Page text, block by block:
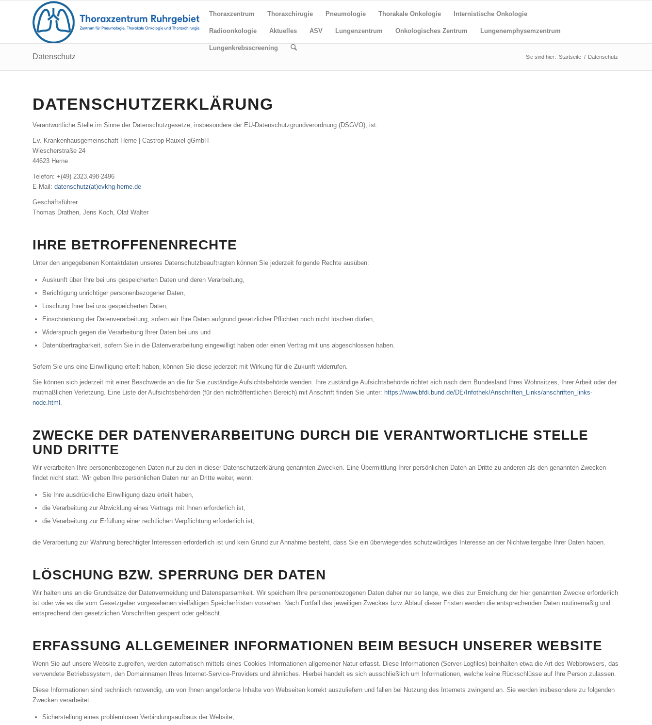
Thoraxzentrum Thoraxchirugie Pneumologie Thorakale Onkologie Internistische Onkologie
Radioonkologie Aktuelles ASV Lungenzentrum Onkologisches Zentrum Lungenemphysemzentrum
Lungenkrebsscreening
Datenschutz Sie sind hier: Startseite / Datenschutz
DATENSCHUTZERKLÄRUNG
Verantwortliche Stelle im Sinne der Datenschutzgesetze, insbesondere der EU-Datenschutzgrundverordnung (DSGVO), ist:
Ev. Krankenhausgemeinschaft Herne | Castrop-Rauxel gGmbH
Wiescherstraße 24
44623 Herne
Telefon: +(49) 2323.498-2496
E-Mail: datenschutz(at)evkhg-herne.de
Geschäftsführer
Thomas Drathen, Jens Koch, Olaf Walter
IHRE BETROFFENENRECHTE
Unter den angegebenen Kontaktdaten unseres Datenschutzbeauftragten können Sie jederzeit folgende Rechte ausüben:
Auskunft über Ihre bei uns gespeicherten Daten und deren Verarbeitung,
Berichtigung unrichtiger personenbezogener Daten,
Löschung Ihrer bei uns gespeicherten Daten,
Einschränkung der Datenverarbeitung, sofern wir Ihre Daten aufgrund gesetzlicher Pflichten noch nicht löschen dürfen,
Widerspruch gegen die Verarbeitung Ihrer Daten bei uns und
Datenübertragbarkeit, sofern Sie in die Datenverarbeitung eingewilligt haben oder einen Vertrag mit uns abgeschlossen haben.
Sofern Sie uns eine Einwilligung erteilt haben, können Sie diese jederzeit mit Wirkung für die Zukunft widerrufen.
Sie können sich jederzeit mit einer Beschwerde an die für Sie zuständige Aufsichtsbehörde wenden. Ihre zuständige Aufsichtsbehörde richtet sich nach dem Bundesland Ihres Wohnsitzes, Ihrer Arbeit oder der
mutmaßlichen Verletzung. Eine Liste der Aufsichtsbehörden (für den nichtöffentlichen Bereich) mit Anschrift finden Sie unter: https://www.bfdi.bund.de/DE/Infothek/Anschriften_Links/anschriften_links-
node.html .
ZWECKE DER DATENVERARBEITUNG DURCH DIE VERANTWORTLICHE STELLE
UND DRITTE
Wir verarbeiten Ihre personenbezogenen Daten nur zu den in dieser Datenschutzerklärung genannten Zwecken. Eine Übermittlung Ihrer persönlichen Daten an Dritte zu anderen als den genannten Zwecken
findet nicht statt. Wir geben Ihre persönlichen Daten nur an Dritte weiter, wenn:
Sie Ihre ausdrückliche Einwilligung dazu erteilt haben,
die Verarbeitung zur Abwicklung eines Vertrags mit Ihnen erforderlich ist,
die Verarbeitung zur Erfüllung einer rechtlichen Verpflichtung erforderlich ist,
die Verarbeitung zur Wahrung berechtigter Interessen erforderlich ist und kein Grund zur Annahme besteht, dass Sie ein überwiegendes schutzwürdiges Interesse an der Nichtweitergabe Ihrer Daten haben.
LÖSCHUNG BZW. SPERRUNG DER DATEN
Wir halten uns an die Grundsätze der Datenvermeidung und Datensparsamkeit. Wir speichern Ihre personenbezogenen Daten daher nur so lange, wie dies zur Erreichung der hier genannten Zwecke erforderlich
ist oder wie es die vom Gesetzgeber vorgesehenen vielfältigen Speicherfristen vorsehen. Nach Fortfall des jeweiligen Zweckes bzw. Ablauf dieser Fristen werden die entsprechenden Daten routinemäßig und
entsprechend den gesetzlichen Vorschriften gesperrt oder gelöscht.
ERFASSUNG ALLGEMEINER INFORMATIONEN BEIM BESUCH UNSERER WEBSITE
Wenn Sie auf unsere Website zugreifen, werden automatisch mittels eines Cookies Informationen allgemeiner Natur erfasst. Diese Informationen (Server-Logfiles) beinhalten etwa die Art des Webbrowsers, das
verwendete Betriebssystem, den Domainnamen Ihres Internet-Service-Providers und ähnliches. Hierbei handelt es sich ausschließlich um Informationen, welche keine Rückschlüsse auf Ihre Person zulassen.
Diese Informationen sind technisch notwendig, um von Ihnen angeforderte Inhalte von Webseiten korrekt auszuliefern und fallen bei Nutzung des Internets zwingend an. Sie werden insbesondere zu folgenden
Zwecken verarbeitet:
Sicherstellung eines problemlosen Verbindungsaufbaus der Website,